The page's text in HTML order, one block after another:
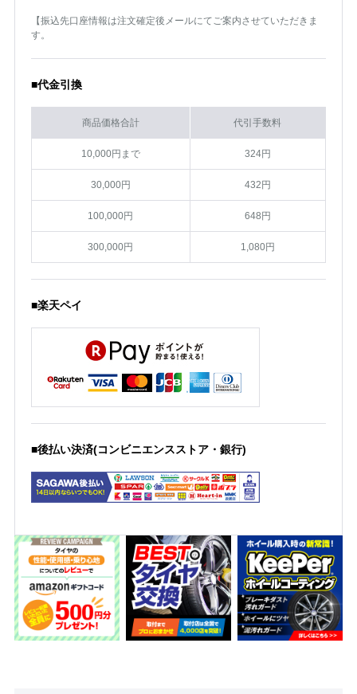
【振込先口座情報は注文確定後メールにてご案内させていただきま
す。
■代金引換
商品価格合計 代引手数料
10,000円まで 324円
30,000円 432円
100,000円 648円
300,000円 1,080円
■楽天ペイ
■後払い決済(コンビニエンスストア・銀行)